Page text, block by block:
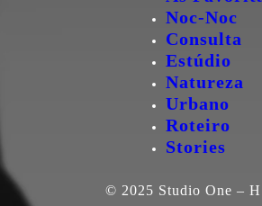
Noc-Noc
Consulta
Estúdio
Natureza
Urbano
Roteiro
Stories
© 2025 Studio One –